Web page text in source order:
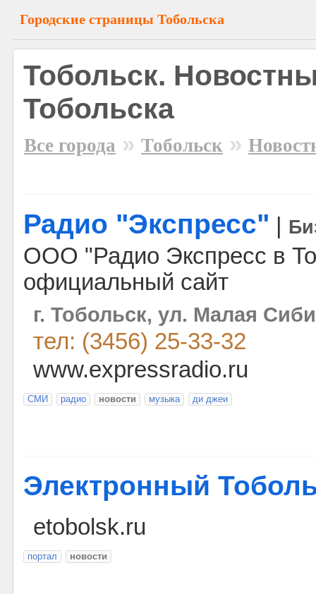
Городские страницы Тобольска
Тобольск.
Тобольска
Все города » Тобольск »
Радио "Экспресс"
ООО "Радио Экспресс в
официальный сайт
г. Тобольск, ул. Малая
тел: (3456) 25-33-32
www.expressradio.ru
СМИ радио новости музыка ди джеи
Электронный
etobolsk.ru
портал новости